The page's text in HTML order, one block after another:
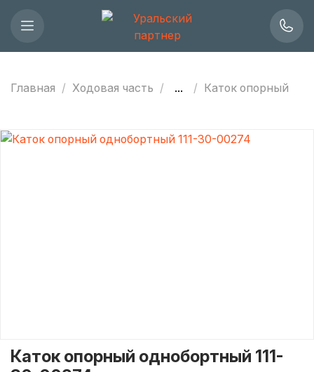
Главная Ходовая часть ... Каток опорный
Каток опорный однобортный 111-